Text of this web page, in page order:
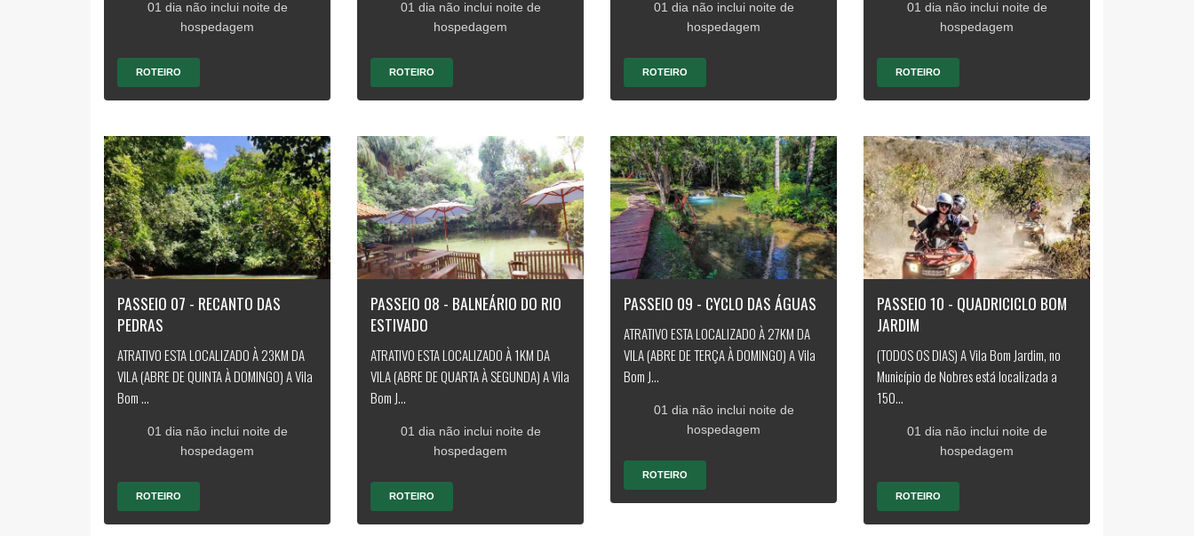
01 dia não inclui noite de
hospedagem
ROTEIRO
01 dia não inclui noite de
hospedagem
ROTEIRO
01 dia não inclui noite de
hospedagem
ROTEIRO
01 dia não inclui noite de
hospedagem
ROTEIRO
PASSEIO 07 - RECANTO DAS
PEDRAS
ATRATIVO ESTA LOCALIZADO À 23KM DA
VILA (ABRE DE QUINTA À DOMINGO) A Vila
Bom ...
01 dia não inclui noite de
hospedagem
ROTEIRO
PASSEIO 08 - BALNEÁRIO DO RIO
ESTIVADO
ATRATIVO ESTA LOCALIZADO À 1KM DA
VILA (ABRE DE QUARTA À SEGUNDA) A Vila
Bom J...
01 dia não inclui noite de
hospedagem
ROTEIRO
PASSEIO 09 - CYCLO DAS ÁGUAS
ATRATIVO ESTA LOCALIZADO À 27KM DA
VILA (ABRE DE TERÇA À DOMINGO) A Vila
Bom J...
01 dia não inclui noite de
hospedagem
ROTEIRO
PASSEIO 10 - QUADRICICLO BOM
JARDIM
(TODOS OS DIAS) A Vila Bom Jardim, no
Município de Nobres está localizada a
150...
01 dia não inclui noite de
hospedagem
ROTEIRO